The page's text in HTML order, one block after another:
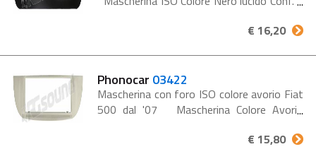
€ 16,20
Phonocar 03422
Mascherina con foro ISO colore avorio Fiat
500 dal '07 Mascherina Colore Avorio
€ 15,80